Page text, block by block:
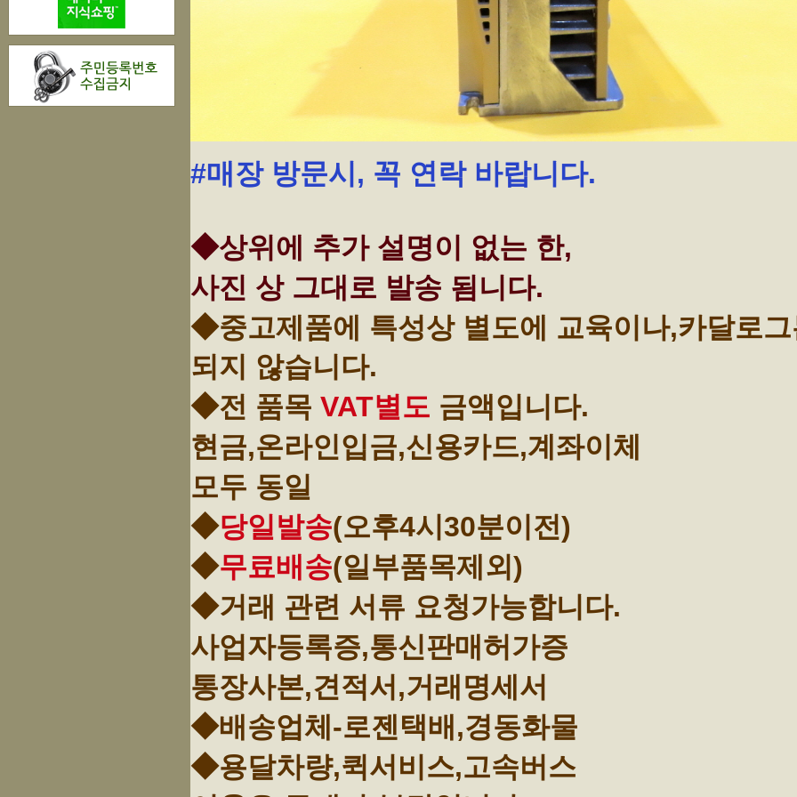
#매장 방문시, 꼭 연락 바랍니다.
◆상위에 추가 설명이 없는 한,
사진 상 그대로 발송 됨니다.
◆중고제품에 특성상 별도에 교육이나,카달로
되지 않습니다.
◆전 품목 VAT별도 금액입니다.
현금,온라인입금,신용카드,계좌이체
모두 동일
◆당일발송(오후4시30분이전)
◆무료배송(일부품목제외)
◆거래 관련 서류 요청가능합니다.
사업자등록증,통신판매허가증
통장사본,견적서,거래명세서
◆배송업체-로젠택배,경동화물
◆용달차량,퀵서비스,고속버스